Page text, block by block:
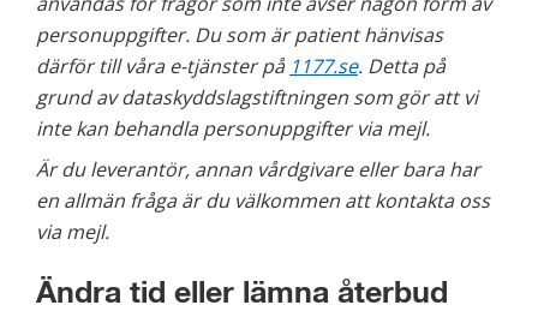
personuppgifter. Du som är patient hänvisas
därför till våra e-tjänster på 1177.se. Detta på
grund av dataskyddslagstiftningen som gör att vi
inte kan behandla personuppgifter via mejl.
Är du leverantör, annan vårdgivare eller bara har
en allmän fråga är du välkommen att kontakta oss
via mejl.
Ändra tid eller lämna återbud